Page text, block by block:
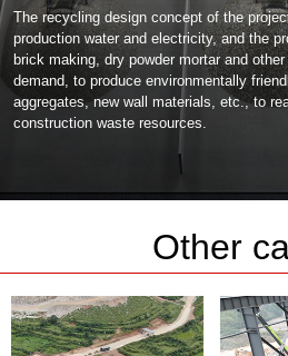
The recycling design concept of the
production water and electricity, and the
brick making, dry powder mortar and
demand, to produce environmentally
aggregates, new wall materials, etc., to
construction waste resources.
Other